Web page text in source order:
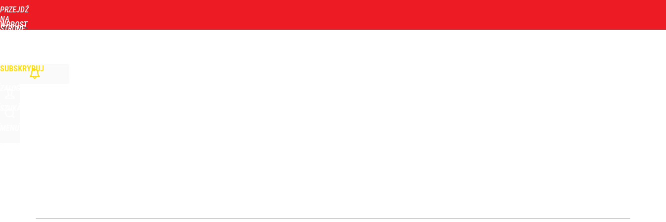
PRZEJDŹ
NA
STRONĘ
WPROST
SUBSKRYBUJ
dodaj